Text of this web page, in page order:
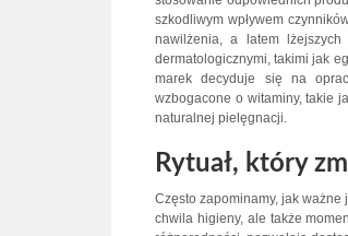
szkodliwym wpływem
nawilżenia, a latem lżejszych
dermatologicznymi, takimi jak
marek decyduje się na
wzbogacone o witaminy, takie
naturalnej pielęgnacji.
Rytuał, który
Często zapominamy, jak
chwila higieny, ale także